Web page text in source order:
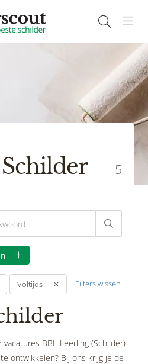
5
Voltijds Filters wissen
BBL-Leerling (Schilder)
ontwikkelen? Bij ons krijg je de